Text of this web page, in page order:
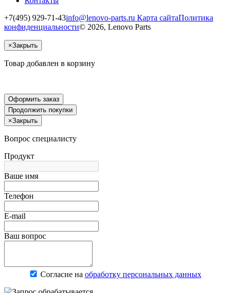
+7(495) 929-71-43info@lenovo-parts.ru Карта сайтаПолитика
конфиденциальности© 2026, Lenovo Parts
×Закрыть
Товар добавлен в корзину
Оформить заказ
Продолжить покупки
×Закрыть
Вопрос специалисту
Продукт
Ваше имя
Телефон
E-mail
Ваш вопрос
Согласие на обработку персональных данных